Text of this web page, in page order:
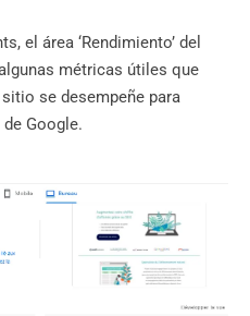
el área ‘Rendimiento’ del
métricas útiles que
se desempeñe para
Google.